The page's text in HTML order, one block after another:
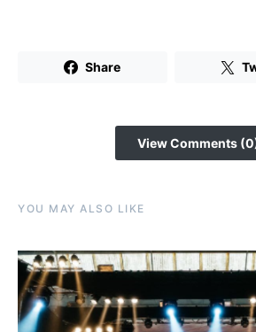
Share
View Comments
YOU MAY ALSO LIKE